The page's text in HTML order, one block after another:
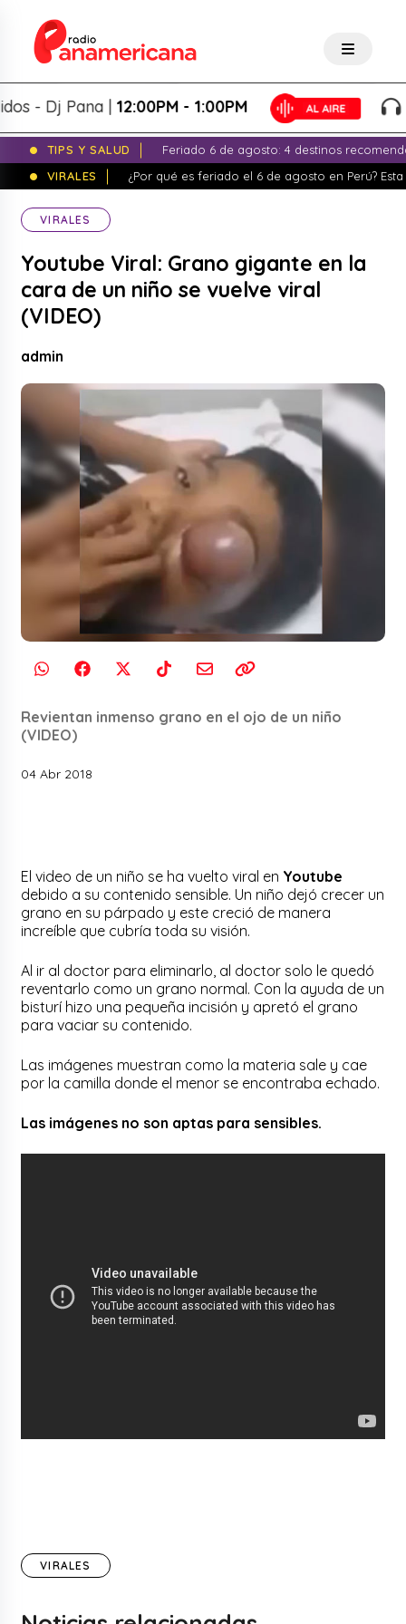
Dj Pana |12:00PM - 1:00PM
TIPS Y SALUD
Feriado 6 de agosto: 4 destinos
VIRALES
¿Por qué es feriado el 6 de agosto en Perú?
VIRALES
Youtube Viral: Grano gigante en la
cara de un niño se vuelve viral
(VIDEO)
admin
Revientan inmenso grano en el ojo de un niño
(VIDEO)
04 Abr 2018
El video de un niño se ha vuelto viral en Youtube
debido a su contenido sensible. Un niño dejó crecer un
grano en su párpado y este creció de manera
increíble que cubría toda su visión.
Al ir al doctor para eliminarlo, al doctor solo le quedó
reventarlo como un grano normal. Con la ayuda de un
bisturí hizo una pequeña incisión y apretó el grano
para vaciar su contenido.
Las imágenes muestran como la materia sale y cae
por la camilla donde el menor se encontraba echado.
Las imágenes no son aptas para sensibles.
VIRALES